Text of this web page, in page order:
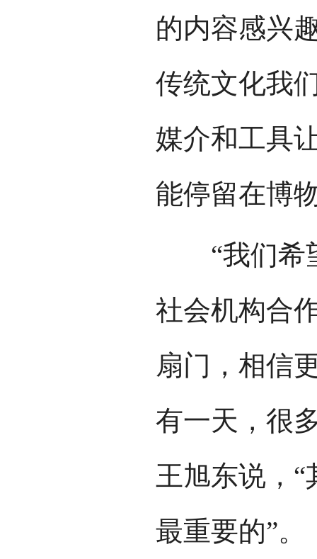
的内容感兴
传统文化我
媒介和工具
能停留在博
“我们希望
社会机构合
扇门，相信
有一天，很
王旭东说，
最重要的”。